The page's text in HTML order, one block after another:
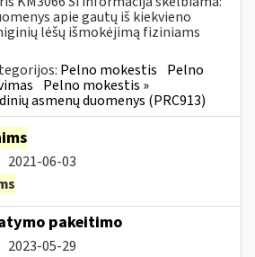
apie gautų iš kiekvieno
lėšų išmokėjimą fiziniams
Pelno mokestis Pelno
Pelno mokestis »
asmenų duomenys (PRC913)
2021-06-03
pakeitimo
2023-05-29